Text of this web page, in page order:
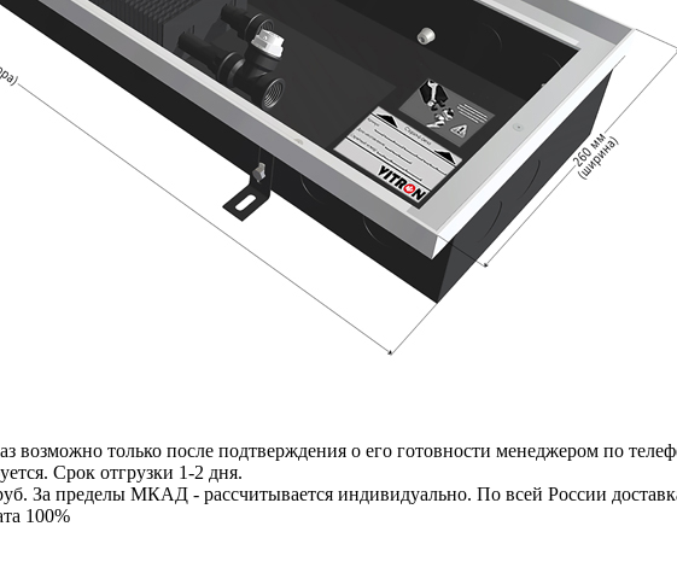
возможно только после подтверждения о его готовности менеджером по
Срок отгрузки 1-2 дня.
За пределы МКАД - рассчитывается индивидуально. По всей России
100%